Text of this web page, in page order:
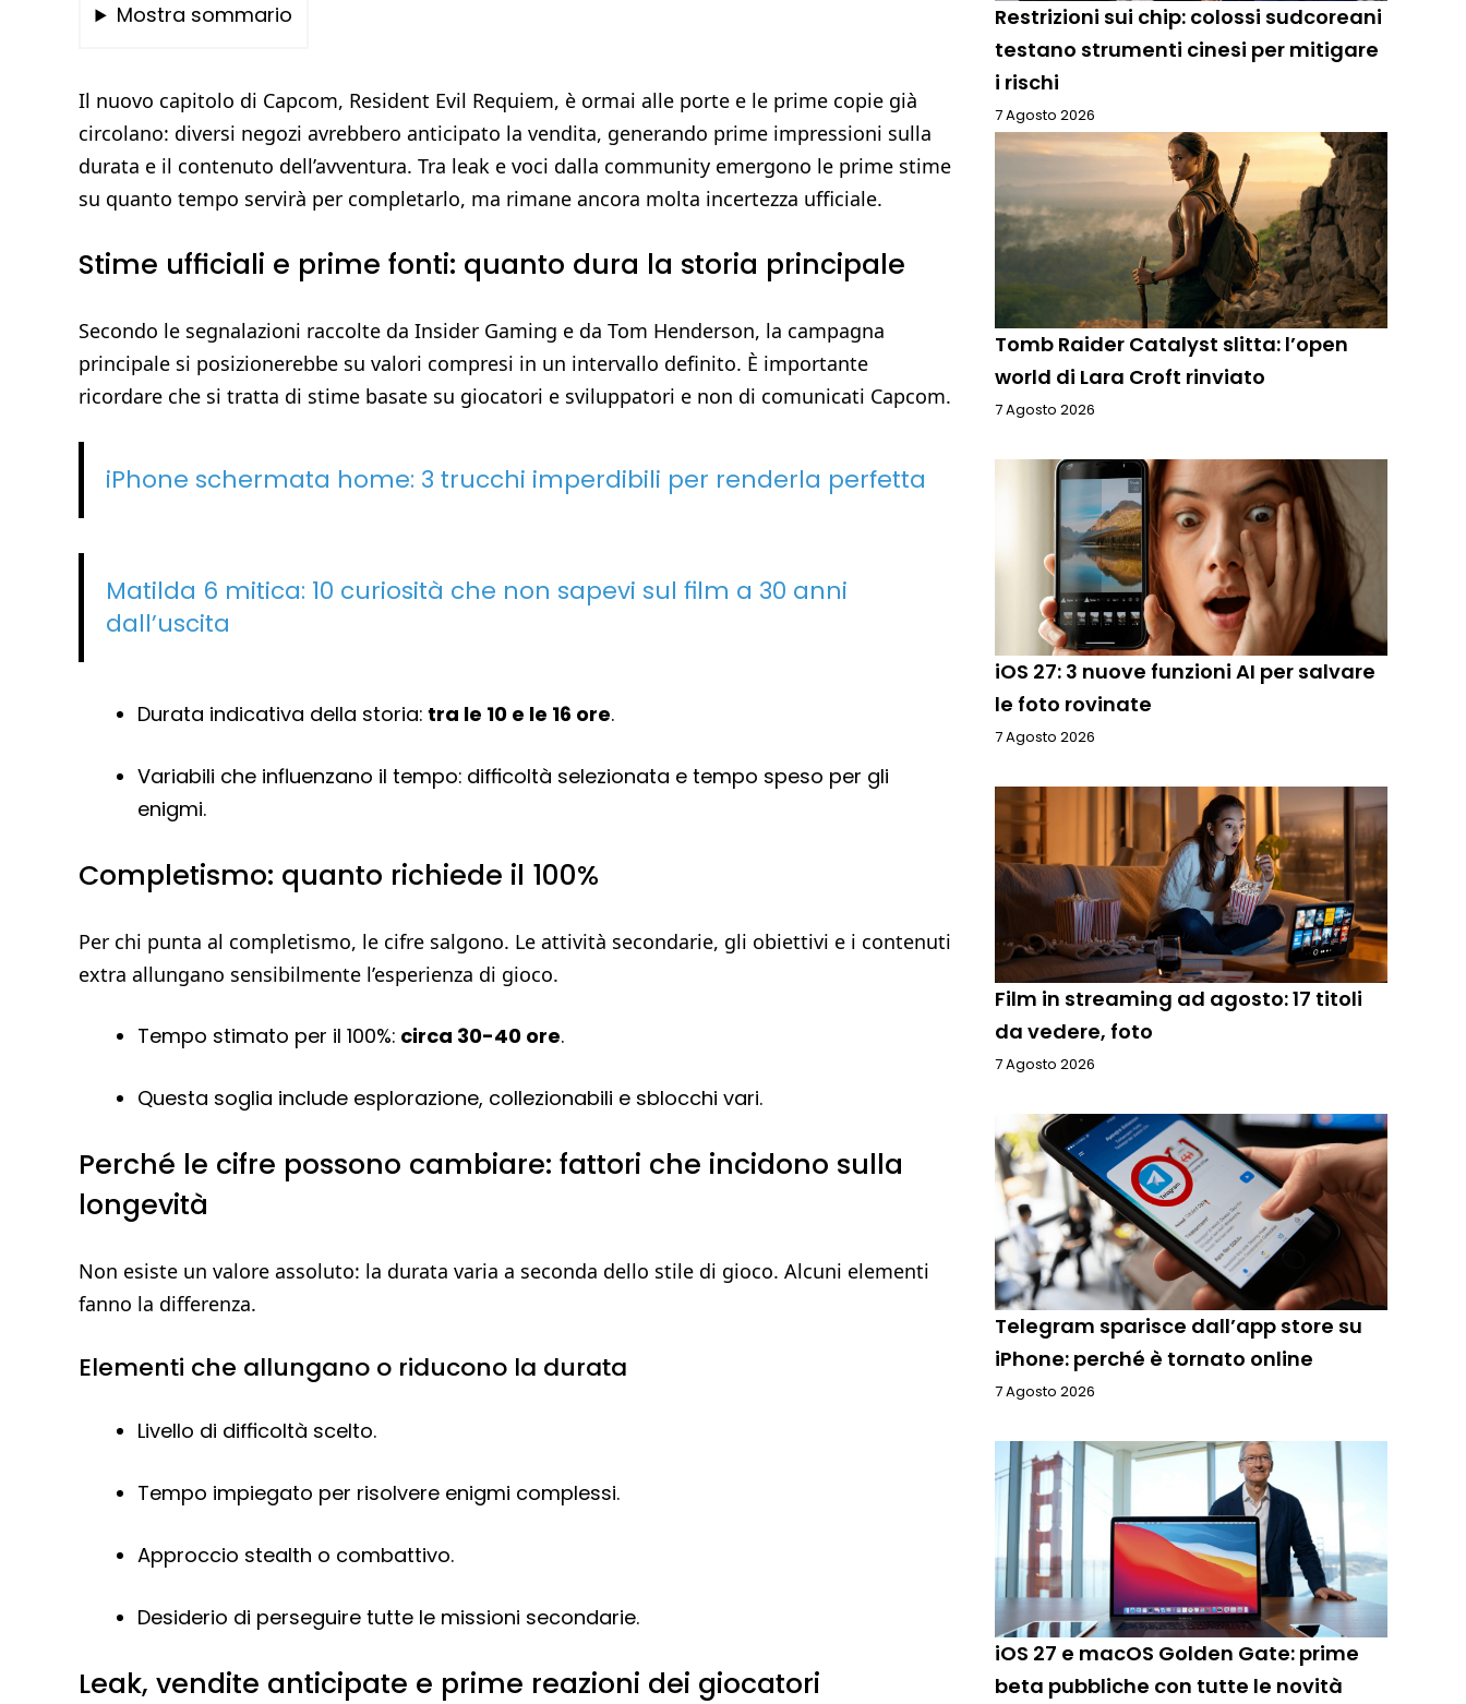
Mostra sommario
Il nuovo capitolo di Capcom, Resident Evil Requiem, è ormai alle porte e le prime copie già
circolano: diversi negozi avrebbero anticipato la vendita, generando prime impressioni sulla
durata e il contenuto dell’avventura. Tra leak e voci dalla community emergono le prime stime
su quanto tempo servirà per completarlo, ma rimane ancora molta incertezza ufficiale.
Stime ufficiali e prime fonti: quanto dura la storia principale
Secondo le segnalazioni raccolte da Insider Gaming e da Tom Henderson, la campagna
principale si posizionerebbe su valori compresi in un intervallo definito. È importante
ricordare che si tratta di stime basate su giocatori e sviluppatori e non di comunicati Capcom.
iPhone schermata home: 3 trucchi imperdibili per renderla perfetta
Matilda 6 mitica: 10 curiosità che non sapevi sul film a 30 anni
dall’uscita
Durata indicativa della storia: tra le 10 e le 16 ore.
Variabili che influenzano il tempo: difficoltà selezionata e tempo speso per gli
enigmi.
Completismo: quanto richiede il 100%
Per chi punta al completismo, le cifre salgono. Le attività secondarie, gli obiettivi e i contenuti
extra allungano sensibilmente l’esperienza di gioco.
Tempo stimato per il 100%: circa 30-40 ore.
Questa soglia include esplorazione, collezionabili e sblocchi vari.
Perché le cifre possono cambiare: fattori che incidono sulla
longevità
Non esiste un valore assoluto: la durata varia a seconda dello stile di gioco. Alcuni elementi
fanno la differenza.
Elementi che allungano o riducono la durata
Livello di difficoltà scelto.
Tempo impiegato per risolvere enigmi complessi.
Approccio stealth o combattivo.
Desiderio di perseguire tutte le missioni secondarie.
Leak, vendite anticipate e prime reazioni dei giocatori
Restrizioni sui chip: colossi sudcoreani
testano strumenti cinesi per mitigare
i rischi
7 Agosto 2026
Tomb Raider Catalyst slitta: l’open
world di Lara Croft rinviato
7 Agosto 2026
iOS 27: 3 nuove funzioni AI per salvare
le foto rovinate
7 Agosto 2026
Film in streaming ad agosto: 17 titoli
da vedere, foto
7 Agosto 2026
Telegram sparisce dall’app store su
iPhone: perché è tornato online
7 Agosto 2026
iOS 27 e macOS Golden Gate: prime
beta pubbliche con tutte le novità